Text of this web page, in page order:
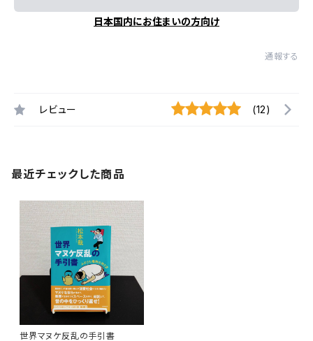
日本国内にお住まいの方向け
通報する
レビュー (12)
最近チェックした商品
世界マヌケ反乱の手引書